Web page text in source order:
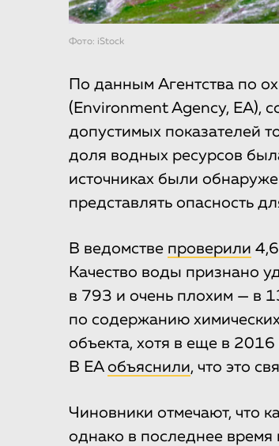
Фото: iStock
По данным Агентства по
(Environment Agency, EA),
допустимых показателей
доля водных ресурсов
источниках были
представлять опасность
В ведомстве проверили
Качество воды признано
в 793 и очень плохим — в
по содержанию
объекта, хотя в еще в 2016
В EA объяснили, что это
Чиновники отмечают, что
однако в последнее